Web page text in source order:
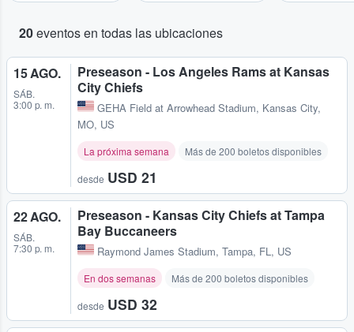
20eventos en todas las ubicaciones
15 AGO.
SÁB.
3:00 p. m.
Preseason - Los Angeles Rams at Kansas
City Chiefs
GEHA Field at Arrowhead Stadium, Kansas City,
MO, US
La próxima semana Más de 200 boletos disponibles
desde USD 21
22 AGO.
SÁB.
7:30 p. m.
Preseason - Kansas City Chiefs at Tampa
Bay Buccaneers
Raymond James Stadium, Tampa, FL, US
En dos semanas Más de 200 boletos disponibles
desde USD 32